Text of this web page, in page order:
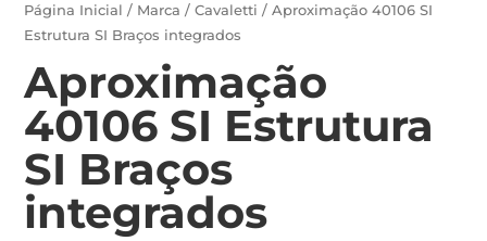
Página Inicial / Marca /Cavaletti / Aproximação 40106 SI
Estrutura SI Braços integrados
Aproximação
40106 SI Estrutura
SI Braços
integrados